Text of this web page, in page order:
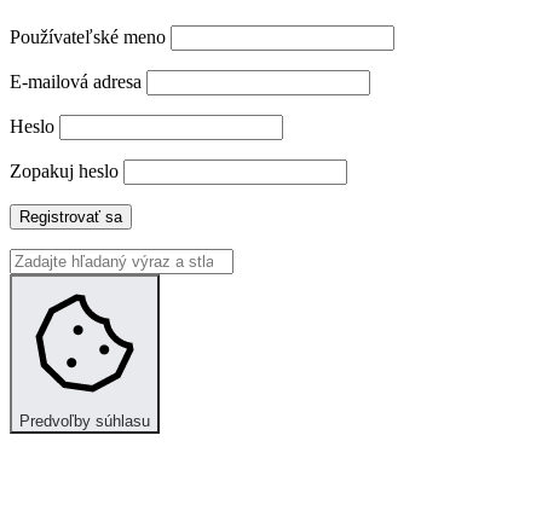
Používateľské meno
E-mailová adresa
Heslo
Zopakuj heslo
Registrovať sa
Predvoľby súhlasu